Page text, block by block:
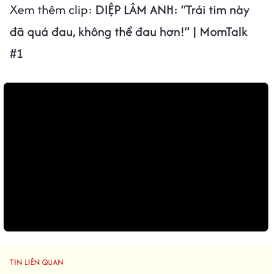
Xem thêm clip: DIỆP LÂM ANH: “Trái tim này
đã quá đau, không thể đau hơn!” | MomTalk
#1
TIN LIÊN QUAN